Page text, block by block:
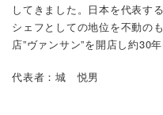
してきました。日本を代表す
シェフとしての地位を不動の
店”ヴァンサン”を開店し約30年
代表者：城 悦男